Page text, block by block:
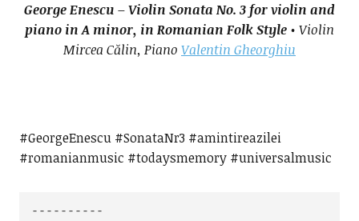
George Enescu – Violin Sonata No. 3 for violin and
piano in A minor, in Romanian Folk Style • Violin
Mircea Călin, Piano Valentin Gheorghiu
#GeorgeEnescu #SonataNr3 #amintireazilei
#romanianmusic #todaysmemory #universalmusic
----------